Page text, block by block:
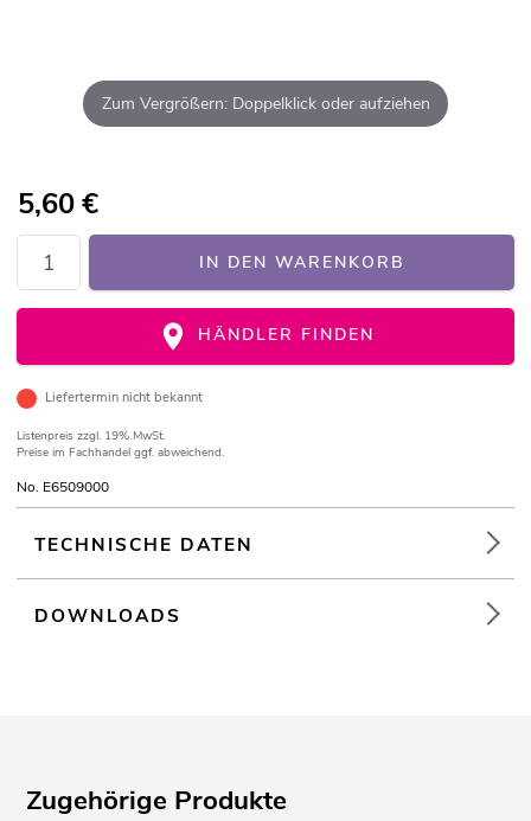
Zum Vergrößern: Doppelklick oder aufziehen
5,60€
IN DEN WARENKORB
HÄNDLER FINDEN
Liefertermin nicht bekannt
Listenpreis zzgl. 19% MwSt.
Preise im Fachhandel ggf. abweichend.
No. E6509000
TECHNISCHE DATEN
DOWNLOADS
Zugehörige Produkte